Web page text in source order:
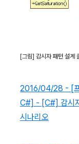
[그림]감시자 패턴 설계
2016/04/28 - [프
C#] - [C#] 감시
시나리오